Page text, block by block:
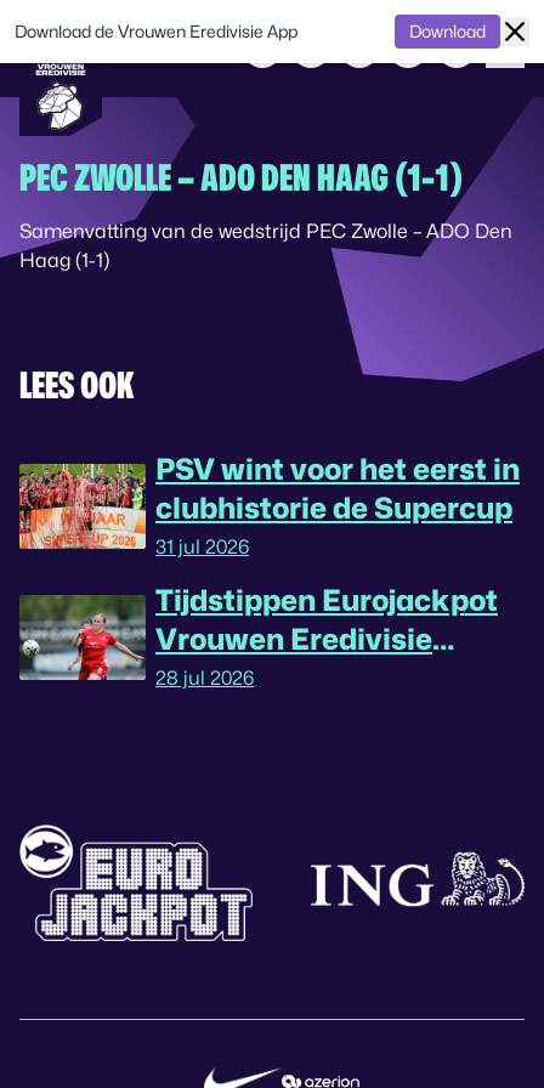
PEC ZWOLLE – ADO DEN HAAG (1-1)
Samenvatting van de wedstrijd PEC Zwolle – ADO Den
Haag (1-1)
LEES OOK
PSV wint voor het eerst in
clubhistorie de Supercup
31 jul 2026
Tijdstippen Eurojackpot
Vrouwen Eredivisie
omgedraaid
28 jul 2026
Download de Vrouwen Eredivisie App Download